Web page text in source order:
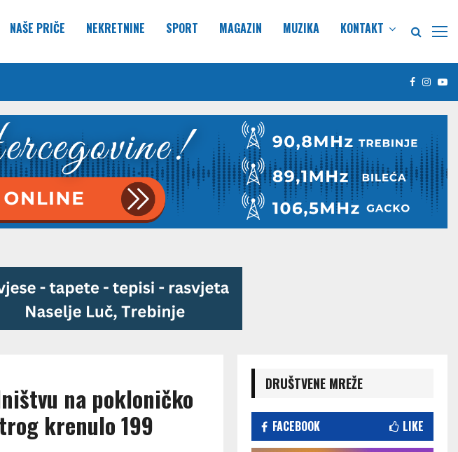
NAŠE PRIČE NEKRETNINE SPORT MAGAZIN MUZIKA KONTAKT
Facebook
na pokloničko
krenulo 199
DRUŠTVENE MREŽE
FACEBOOK LIKE